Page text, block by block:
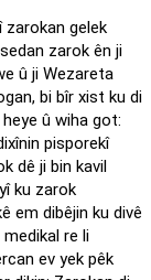
zarokan gelek
zarok ên ji
û ji Wezareta
bi bîr xist ku di
û wiha got:
pisporekî
dê ji bin kavil
ku zarok
em dibêjin ku divê
re li
ev yek pêk